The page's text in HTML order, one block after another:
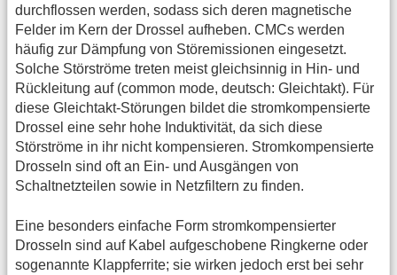
durchflossen werden, sodass sich deren magnetische
Felder im Kern der Drossel aufheben. CMCs werden
häufig zur Dämpfung von Störemissionen eingesetzt.
Solche Störströme treten meist gleichsinnig in Hin- und
Rückleitung auf (common mode, deutsch: Gleichtakt). Für
diese Gleichtakt-Störungen bildet die stromkompensierte
Drossel eine sehr hohe Induktivität, da sich diese
Störströme in ihr nicht kompensieren. Stromkompensierte
Drosseln sind oft an Ein- und Ausgängen von
Schaltnetzteilen sowie in Netzfiltern zu finden.
Eine besonders einfache Form stromkompensierter
Drosseln sind auf Kabel aufgeschobene Ringkerne oder
sogenannte Klappferrite; sie wirken jedoch erst bei sehr